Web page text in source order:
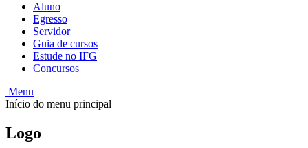
Aluno
Egresso
Servidor
Guia de cursos
Estude no IFG
Concursos
Menu
Início do menu principal
Logo